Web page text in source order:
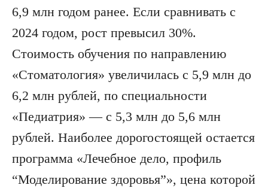
6,9 млн годом ранее. Если сравнивать с
2024 годом, рост превысил 30%.
Стоимость обучения по направлению
«Стоматология» увеличилась с 5,9 млн до
6,2 млн рублей, по специальности
«Педиатрия» — с 5,3 млн до 5,6 млн
рублей. Наиболее дорогостоящей остается
программа «Лечебное дело, профиль
“Моделирование здоровья”», цена которой